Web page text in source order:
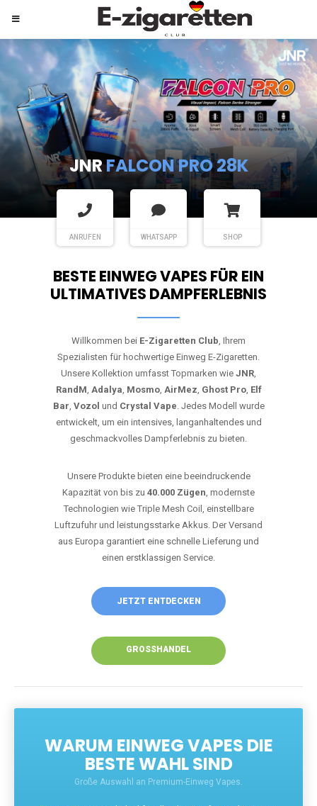
JNRSHISHA HOOKAH MAX
ANRUFEN WHATSAPP SHOP
BESTE EINWEG VAPES FÜR EIN
ULTIMATIVES DAMPFERLEBNIS
Willkommen bei E-Zigaretten Club, Ihrem
Spezialisten für hochwertige Einweg E-Zigaretten.
Unsere Kollektion umfasst Topmarken wie JNR,
RandM, Adalya, Mosmo, AirMez, Ghost Pro, Elf
Bar, Vozol und Crystal Vape. Jedes Modell wurde
entwickelt, um ein intensives, langanhaltendes und
geschmackvolles Dampferlebnis zu bieten.
Unsere Produkte bieten eine beeindruckende
Kapazität von bis zu 40.000 Zügen, modernste
Technologien wie Triple Mesh Coil, einstellbare
Luftzufuhr und leistungsstarke Akkus. Der Versand
aus Europa garantiert eine schnelle Lieferung und
einen erstklassigen Service.
JETZT ENTDECKEN
GROSSHANDEL
WARUM EINWEG VAPES DIE
BESTE WAHL SIND
Große Auswahl an Premium-Einweg Vapes.